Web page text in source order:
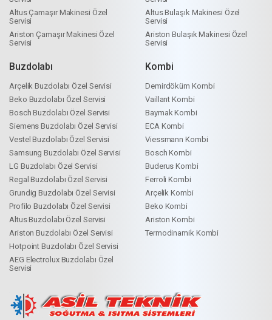
Altus Çamaşır Makinesi Özel
Servisi
Ariston Çamaşır Makinesi Özel
Servisi
Altus Bulaşık Makinesi Özel
Servisi
Ariston Bulaşık Makinesi Özel
Servisi
Buzdolabı
Arçelik Buzdolabı Özel Servisi
Beko Buzdolabı Özel Servisi
Bosch Buzdolabı Özel Servisi
Siemens Buzdolabı Özel Servisi
Vestel Buzdolabı Özel Servisi
Samsung Buzdolabı Özel Servisi
LG Buzdolabı Özel Servisi
Regal Buzdolabı Özel Servisi
Grundig Buzdolabı Özel Servisi
Profilo Buzdolabı Özel Servisi
Altus Buzdolabı Özel Servisi
Ariston Buzdolabı Özel Servisi
Hotpoint Buzdolabı Özel Servisi
AEG Electrolux Buzdolabı Özel
Servisi
Kombi
Demirdöküm Kombi
Vaillant Kombi
Baymak Kombi
ECA Kombi
Viessmann Kombi
Bosch Kombi
Buderus Kombi
Ferroli Kombi
Arçelik Kombi
Beko Kombi
Ariston Kombi
Termodinamik Kombi